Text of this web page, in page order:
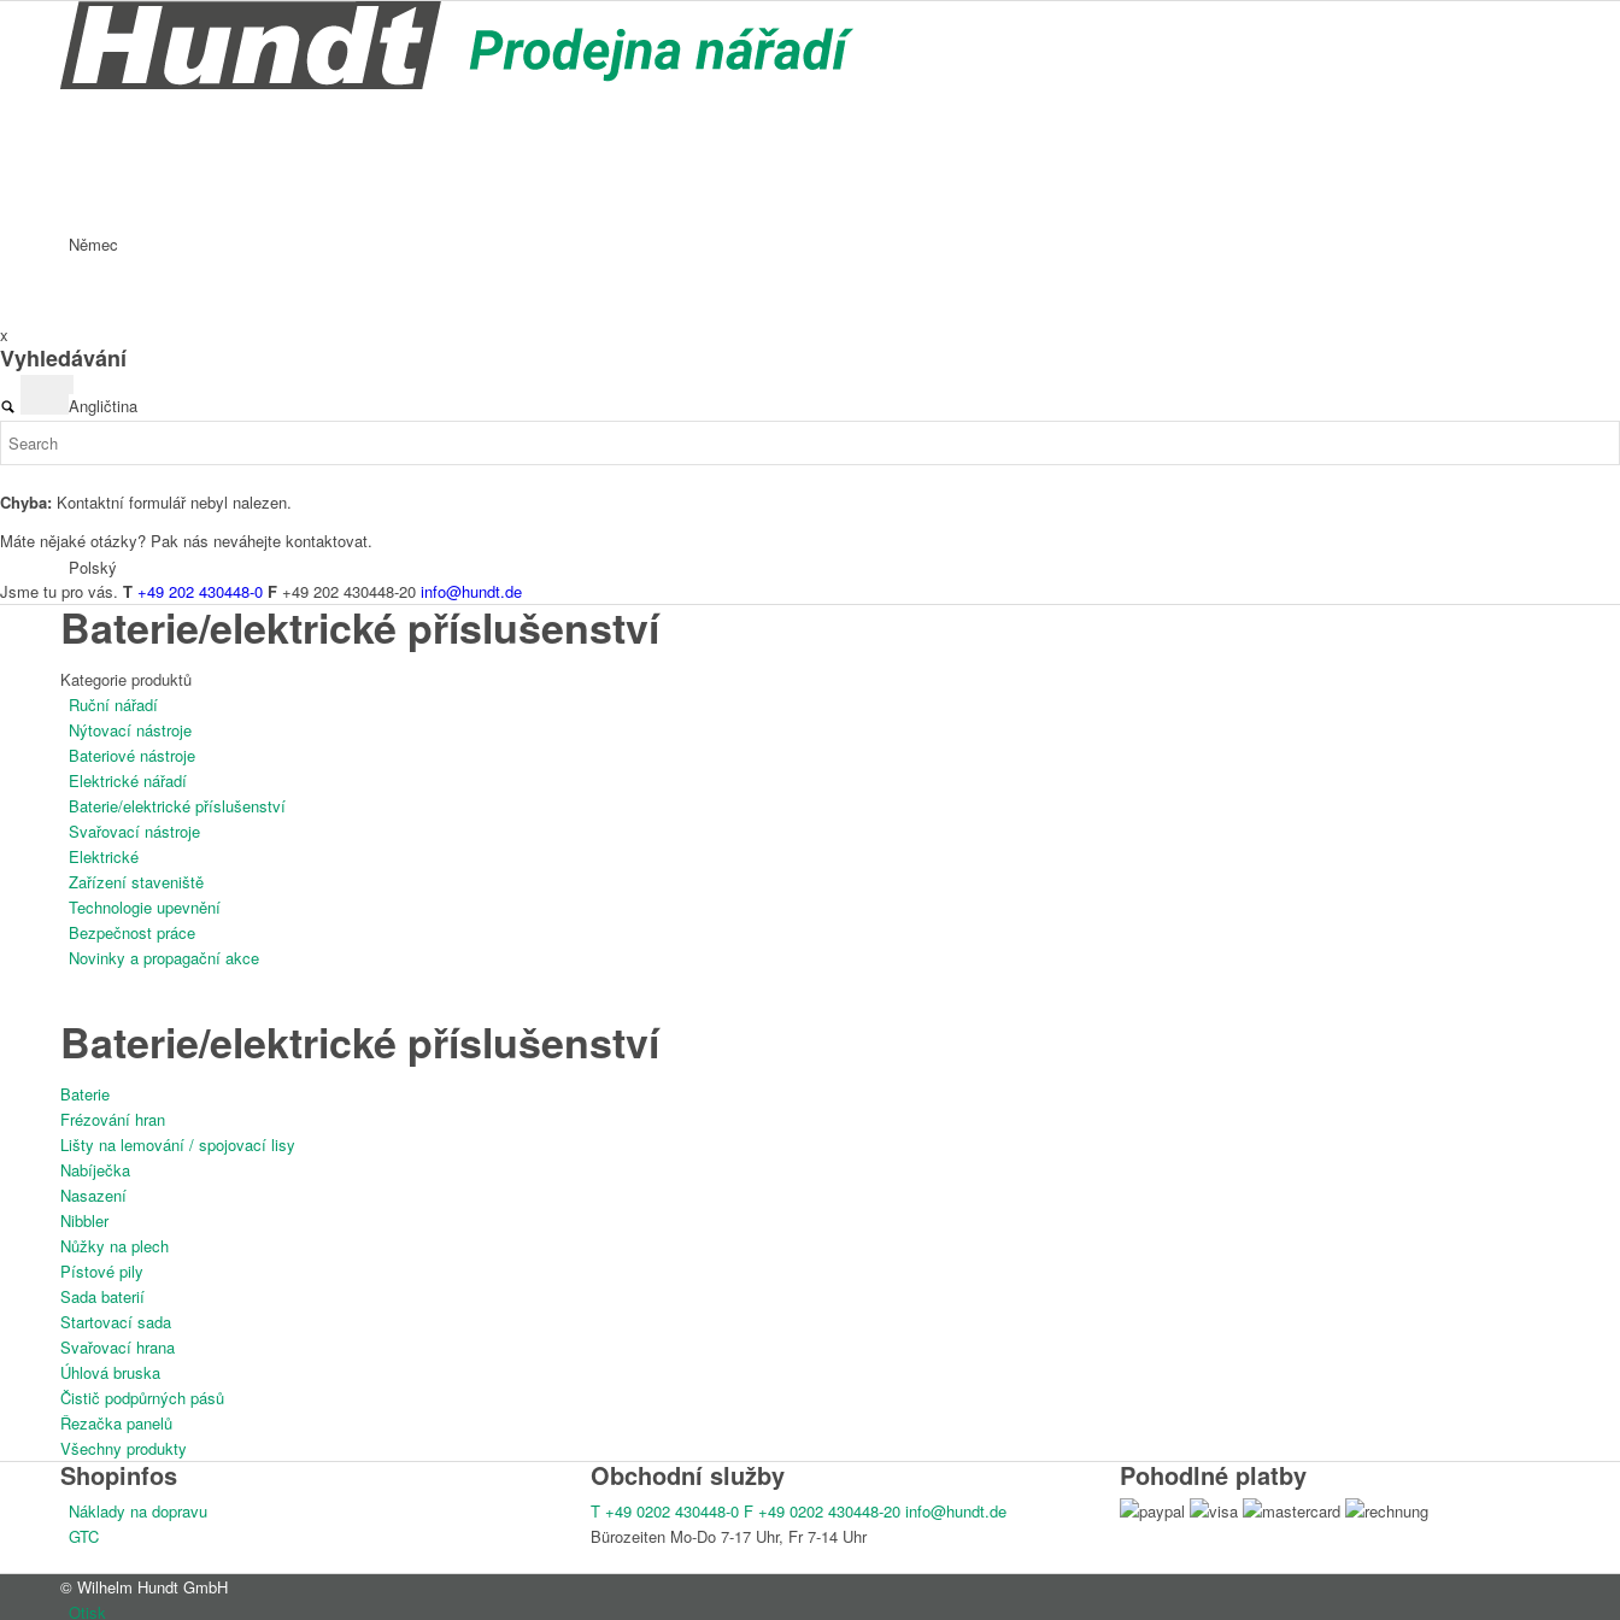
Němec
Angličtina
Polský
Čeština
Holandský
Francouzština
Ital
Slovenština
Slovinština
x
Vyhledávání
Chyba: Kontaktní formulář nebyl nalezen.
Máte nějaké otázky? Pak nás neváhejte kontaktovat.
Jsme tu pro vás. T +49 202 430448-0 F +49 202 430448-20 info@hundt.de
Baterie/elektrické příslušenství
Kategorie produktů
Ruční nářadí
Nýtovací nástroje
Bateriové nástroje
Elektrické nářadí
Baterie/elektrické příslušenství
Svařovací nástroje
Elektrické
Zařízení staveniště
Technologie upevnění
Bezpečnost práce
Novinky a propagační akce
Baterie/elektrické příslušenství
Baterie
Frézování hran
Lišty na lemování / spojovací lisy
Nabíječka
Nasazení
Nibbler
Nůžky na plech
Pístové pily
Sada baterií
Startovací sada
Svařovací hrana
Úhlová bruska
Čistič podpůrných pásů
Řezačka panelů
Všechny produkty
Shopinfos
Náklady na dopravu
GTC
Obchodní služby
T +49 0202 430448-0 F +49 0202 430448-20 info@hundt.de
Bürozeiten Mo-Do 7-17 Uhr, Fr 7-14 Uhr
Pohodlné platby
© Wilhelm Hundt GmbH
Otisk